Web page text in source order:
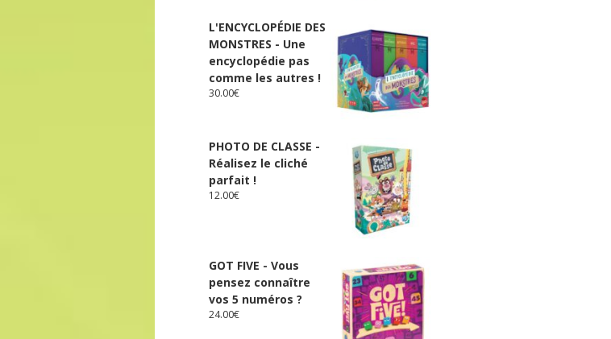
L'ENCYCLOPÉDIE DES
MONSTRES - Une
encyclopédie pas
comme les autres !
30.00€
PHOTO DE CLASSE -
Réalisez le cliché
parfait !
12.00€
GOT FIVE - Vous
pensez connaître
vos 5 numéros ?
24.00€